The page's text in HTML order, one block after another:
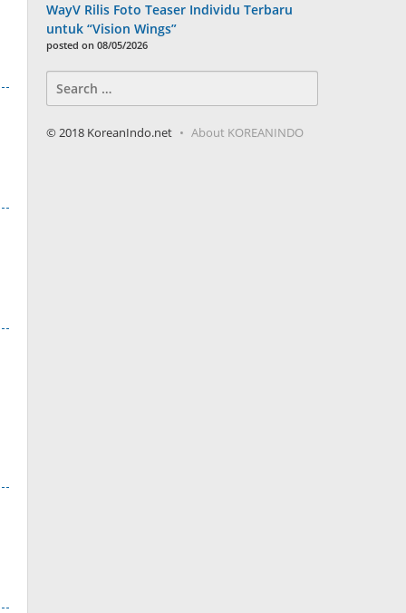
WayV Rilis Foto Teaser Individu Terbaru
untuk “Vision Wings”
posted on 08/05/2026
for:
© 2018 KoreanIndo.net About KOREANINDO